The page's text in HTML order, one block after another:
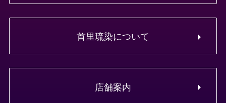
首里琉染について
店舗案内